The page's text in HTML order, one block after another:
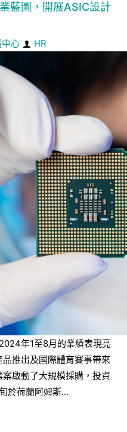
藍圖，開展ASIC設計
心 HR
年1至8月的業績表現亮
推出及國際體育賽事帶來
啟動了大規模採購，投資
於荷蘭阿姆斯...